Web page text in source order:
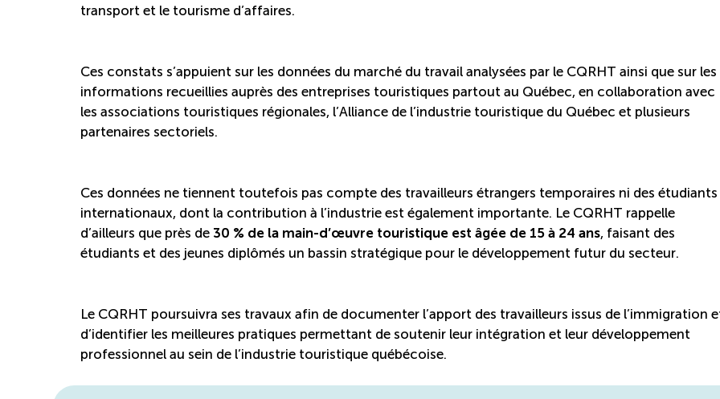
transport et le tourisme d’affaires.
Ces constats s’appuient sur les données du marché du travail analysées par le CQRHT ainsi que sur les
informations recueillies auprès des entreprises touristiques partout au Québec, en collaboration avec
les associations touristiques régionales, l’Alliance de l’industrie touristique du Québec et plusieurs
partenaires sectoriels.
Ces données ne tiennent toutefois pas compte des travailleurs étrangers temporaires ni des étudiants
internationaux, dont la contribution à l’industrie est également importante. Le CQRHT rappelle
d’ailleurs que près de 30 % de la main-d’œuvre touristique est âgée de 15 à 24 ans, faisant des
étudiants et des jeunes diplômés un bassin stratégique pour le développement futur du secteur.
Le CQRHT poursuivra ses travaux afin de documenter l’apport des travailleurs issus de l’immigration
d’identifier les meilleures pratiques permettant de soutenir leur intégration et leur développement
professionnel au sein de l’industrie touristique québécoise.